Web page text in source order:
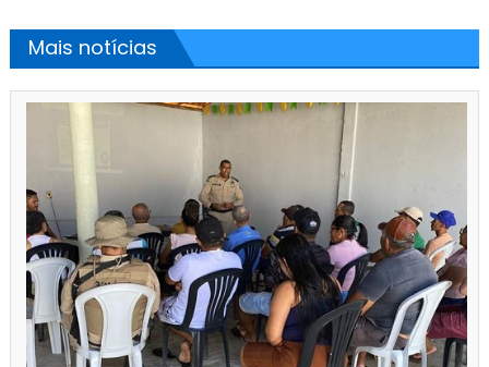
Mais notícias